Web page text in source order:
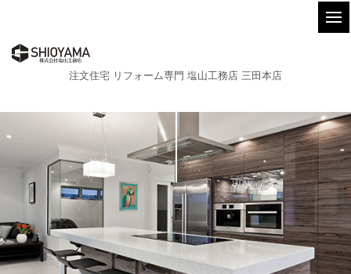
注文住宅 リフォーム専門 塩山工務店 三田本店